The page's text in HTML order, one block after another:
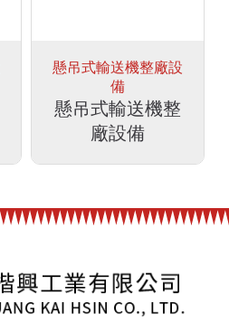
懸吊式輸送機整廠設
備
懸吊式輸送機整
廠設備